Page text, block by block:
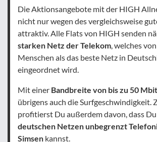
Die Aktionsangebote mit der HIGH
nicht nur wegen des vergleichsweise
attraktiv. Alle Flats von HIGH senden
starken Netz der Telekom, welches
Menschen als das beste Netz in
eingeordnet wird.
Mit einer Bandbreite von bis zu 50
übrigens auch die Surfgeschwindigkeit.
profitierst Du außerdem davon, dass Du
deutschen Netzen unbegrenzt
Simsen kannst.